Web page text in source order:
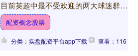
目前英超中最不受欢迎的两大球迷群
体。 阿森纳或许在球场上处于领先地
位，因为他们正在追逐二....
配资概念股票
分类：实盘配资平台app下载 查看：116